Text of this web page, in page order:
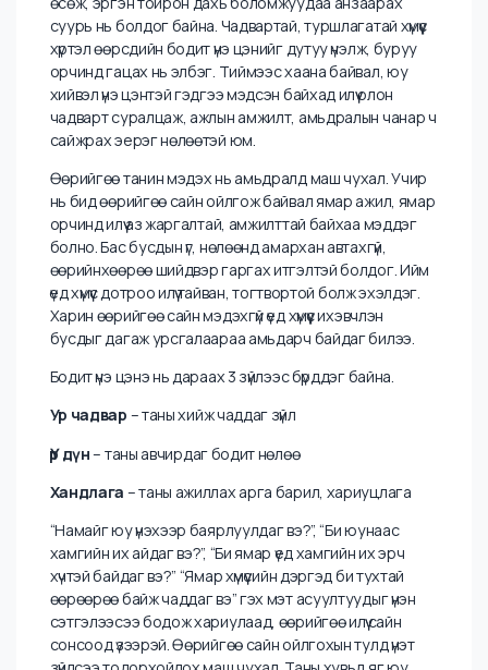
удирдах чадварын суурийг тавьж байна л гэсэн үг
билээ. Тухайлбал баярлах, уурлах, бухимдхаараа
ямар хариу үйлдэл гаргадаг, тийм нөхцөлд сэтгэл
хөдлөлөө хэрхэн удирдах гэх мэт зүйлст бид
суралцах хэрэгтэй болдог.
байдлаар илэрхийлж сурах нь хувь хүн илүү хурдтай
өсөж, эргэн тойрон дахь боломжуудаа анзаарах
суурь нь болдог байна. Чадвартай, туршлагатай хүмүүс
хүртэл өөрсдийн бодит үнэ цэнийг дутуу үнэлж, буруу
орчинд гацах нь элбэг. Тиймээс хаана байвал, юу
хийвэл үнэ цэнтэй гэдгээ мэдсэн байхад илүү олон
чадварт суралцаж, ажлын амжилт, амьдралын чанар ч
сайжрах эерэг нөлөөтэй юм.
Өөрийгөө танин мэдэх нь амьдралд маш чухал. Учир
нь бид өөрийгөө сайн ойлгож байвал ямар ажил, ямар
болно. Бас бусдын үг, нөлөөнд амархан автахгүй,
өөрийнхөөрөө шийдвэр гаргах итгэлтэй болдог. Ийм
Харин өөрийгөө сайн мэдэхгүй үед хүмүүс ихэвчлэн
бусдыг дагаж урсгалаараа амьдарч байдаг билээ.
Бодит үнэ цэнэ нь дараах 3 зүйлээс бүрддэг байна.
Ур чадвар– таны хийж чаддаг зүйл